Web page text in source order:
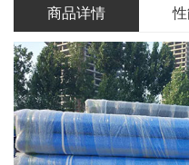
商品详情